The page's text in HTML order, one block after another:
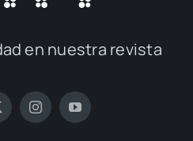
en nues­tra revis­ta